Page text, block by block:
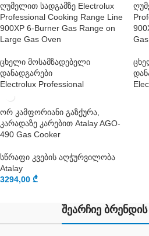
ღუმელით სადგამზე Electrolux
Professional Cooking Range Line
900XP 6-Burner Gas Range on
Large Gas Oven
ცხელი მოსამზადებელი
დანადგარები
Electrolux Professional
ორ კამფორიანი გაზქურა,
კარადაზე კარებით Atalay AGO-
490 Gas Cooker
სწრაფი კვების აღჭურვილობა
Atalay
3294,00 ₾
შეარჩიე